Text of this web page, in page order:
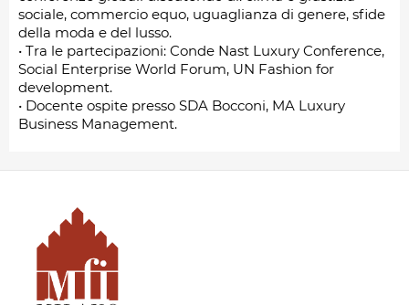
sociale, commercio equo, uguaglianza di genere, sfide
della moda e del lusso.
• Tra le partecipazioni: Conde Nast Luxury Conference,
Social Enterprise World Forum, UN Fashion for
development.
• Docente ospite presso SDA Bocconi, MA Luxury
Business Management.